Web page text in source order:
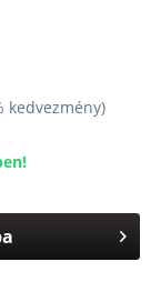
kedvezmény)